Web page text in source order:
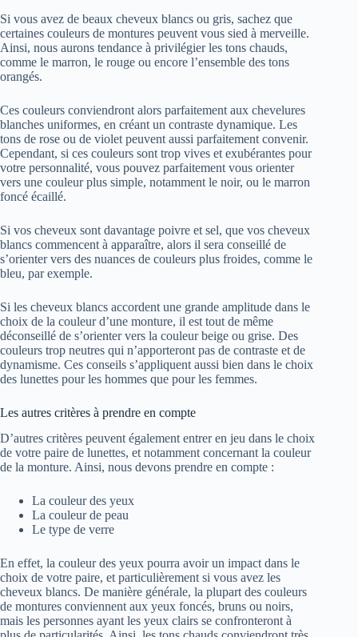
Si vous avez de beaux cheveux blancs ou gris, sachez que
certaines couleurs de montures peuvent vous sied à merveille.
Ainsi, nous aurons tendance à privilégier les tons chauds,
comme le marron, le rouge ou encore l’ensemble des tons
orangés.
Ces couleurs conviendront alors parfaitement aux chevelures
blanches uniformes, en créant un contraste dynamique. Les
tons de rose ou de violet peuvent aussi parfaitement convenir.
Cependant, si ces couleurs sont trop vives et exubérantes pour
votre personnalité, vous pouvez parfaitement vous orienter
vers une couleur plus simple, notamment le noir, ou le marron
foncé écaillé.
Si vos cheveux sont davantage poivre et sel, que vos cheveux
blancs commencent à apparaître, alors il sera conseillé de
s’orienter vers des nuances de couleurs plus froides, comme le
bleu, par exemple.
Si les cheveux blancs accordent une grande amplitude dans le
choix de la couleur d’une monture, il est tout de même
déconseillé de s’orienter vers la couleur beige ou grise. Des
couleurs trop neutres qui n’apporteront pas de contraste et de
dynamisme. Ces conseils s’appliquent aussi bien dans le choix
des lunettes pour les hommes que pour les femmes.
Les autres critères à prendre en compte
D’autres critères peuvent également entrer en jeu dans le choix
de votre paire de lunettes, et notamment concernant la couleur
de la monture. Ainsi, nous devons prendre en compte :
La couleur des yeux
La couleur de peau
Le type de verre
En effet, la couleur des yeux pourra avoir un impact dans le
choix de votre paire, et particulièrement si vous avez les
cheveux blancs. De manière générale, la plupart des couleurs
de montures conviennent aux yeux foncés, bruns ou noirs,
mais les personnes ayant les yeux clairs se confronteront à